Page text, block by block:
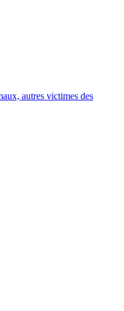
autres victimes des